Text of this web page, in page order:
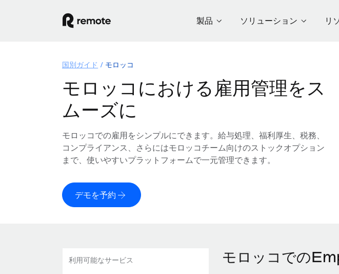
製品 ソリューション リ
国別ガイド モロッコ
モロッコにおける雇用管理をス
ムーズに
モロッコでの雇用をシンプルにできます。給与処理、福利厚生、税務、
コンプライアンス、さらにはモロッコチーム向けのストックオプション
まで、使いやすいプラットフォームで一元管理できます。
デモを予約
利用可能なサービス モロッコでの